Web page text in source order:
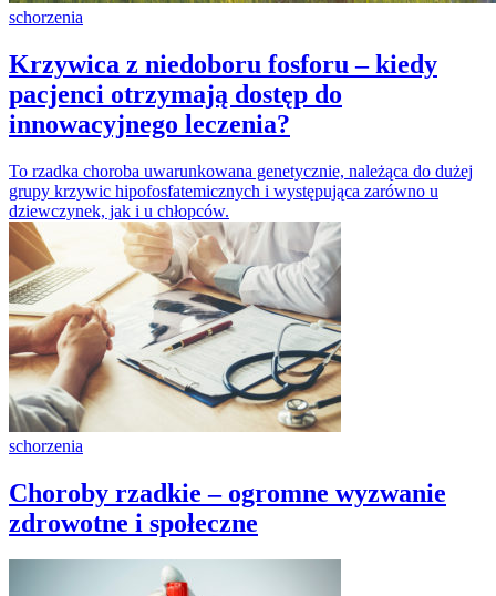
schorzenia
Krzywica z niedoboru fosforu – kiedy
pacjenci otrzymają dostęp do
innowacyjnego leczenia?
To rzadka choroba uwarunkowana genetycznie, należąca do dużej
grupy krzywic hipofosfatemicznych i występująca zarówno u
dziewczynek, jak i u chłopców.
schorzenia
Choroby rzadkie – ogromne wyzwanie
zdrowotne i społeczne